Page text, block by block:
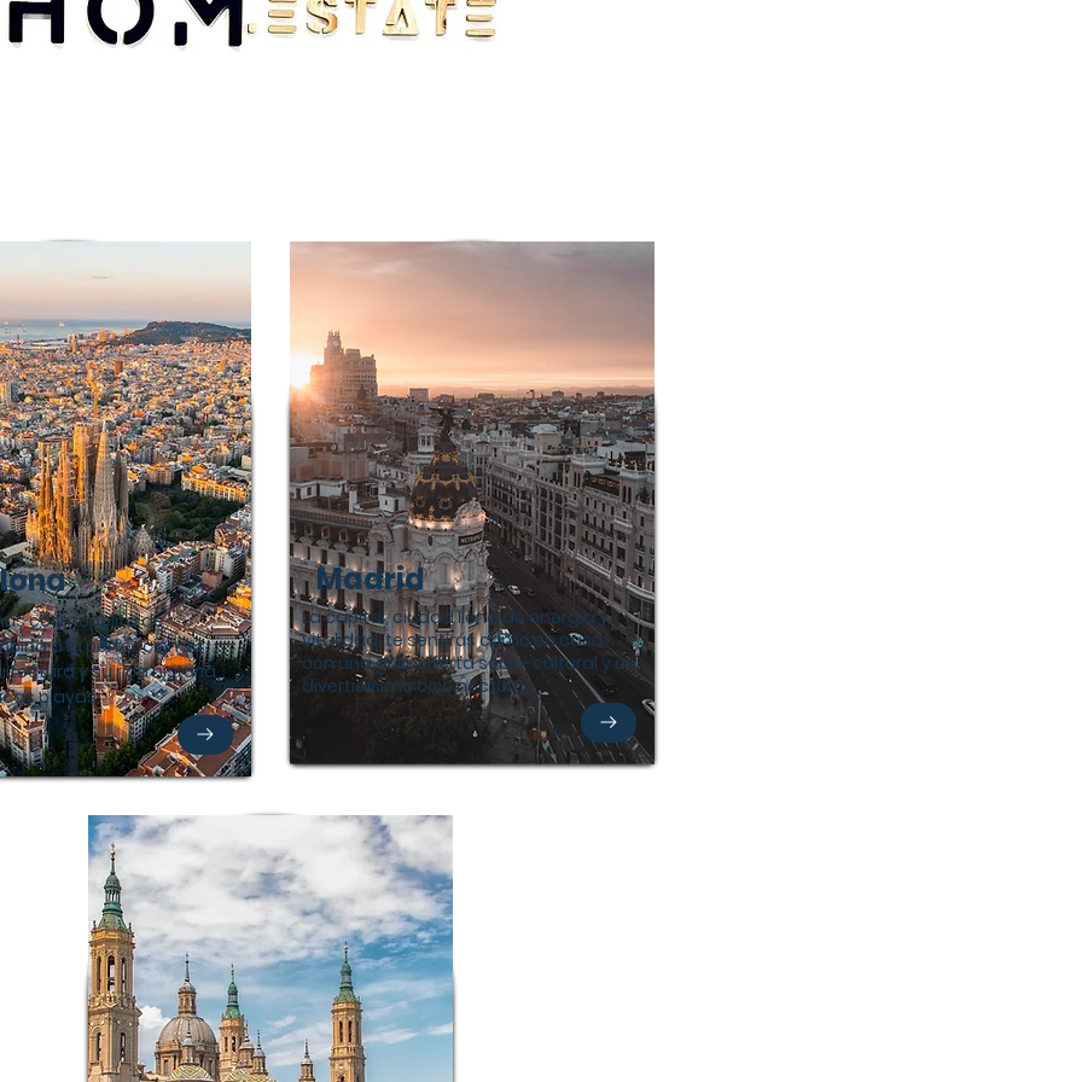
cosmopolita de
a la perfección su
y su rica historia
playas.
Madrid
La capital, ciudad llena de energía y
vitalidad, te sentirás como en casa
con una gran oferta socio-cultural y un
divertidísimo ocio nocturno.